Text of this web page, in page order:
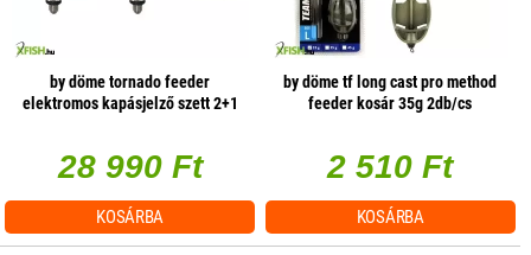
by döme tornado feeder
elektromos kapásjelző szett 2+1
28 990 Ft
KOSÁRBA
by döme tf long cast pro method
feeder kosár 35g 2db/cs
2 510 Ft
KOSÁRBA